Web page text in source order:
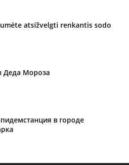
atsižvelgti renkantis sodo
Деда Мороза
в городе